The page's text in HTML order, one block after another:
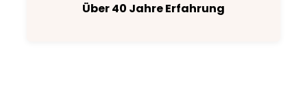
Über 40 Jahre Erfahrung